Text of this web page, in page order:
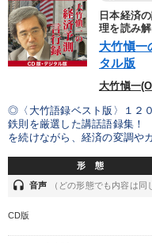
日本経済
理を読み
大竹愼一
タル版
大竹愼一
◎〈大竹語録ベスト版〉１２
鉄則を厳選した講話語録集
を続けながら、経済の変調や
形 態
headset 音声 （どの形態でも内容は同
CD版